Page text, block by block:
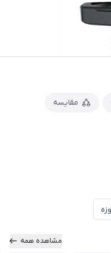
مقایسه
مشاهده همه